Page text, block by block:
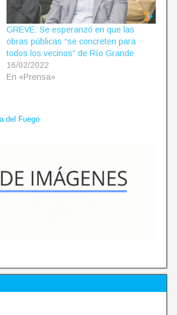
GREVE: Se esperanzó en que las
obras públicas “se concreten para
todos los vecinos” de Río Grande
16/02/2022
En «Prensa»
del Fuego